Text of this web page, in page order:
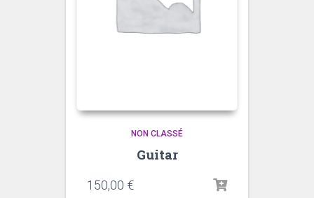
NON CLASSÉ
Guitar
150,00 €